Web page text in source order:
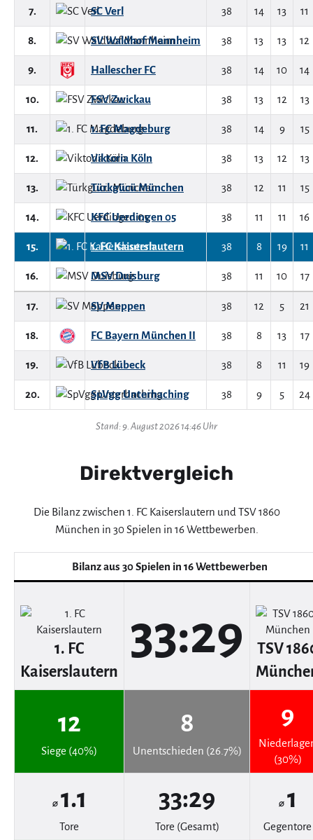
7. SC Verl 38 14 13 11
8. SV Waldhof Mannheim 38 13 13 12
9. Hallescher FC 38 14 10 14
10. FSV Zwickau 38 13 12 13
11. 1. FC Magdeburg 38 14 9 15
12. Viktoria Köln 38 13 12 13
13. Türkgücü München 38 12 11 15
14. KFC Uerdingen 05 38 11 11 16
15. 1. FC Kaiserslautern 38 8 19 11
16. MSV Duisburg 38 11 10 17
17. SV Meppen 38 12 5 21
18. FC Bayern München II 38 8 13 17
19. VfB Lübeck 38 8 11 19
20. SpVgg Unterhaching 38 9 5 24
Stand: 9. August 2026 14:46 Uhr
Direktvergleich
Die Bilanz zwischen 1. FC Kaiserslautern und TSV 1860
München in 30 Spielen in 16 Wettbewerben.
Bilanz aus 30 Spielen in 16 Wettbewerben
1. FC
Kaiserslautern
33:29
TSV
12
Siege (40%)
8
Unentschieden (26.7%)
9
(30%)
⌀ 1.1
Tore
33:29
Tore (Gesamt)
⌀ 1
Gegentore